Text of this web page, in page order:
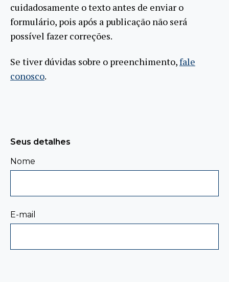
cuidadosamente o texto antes de enviar o
formulário, pois após a publicação não será
possível fazer correções.
Se tiver dúvidas sobre o preenchimento,fale
conosco.
Seus detalhes
Nome
E-mail